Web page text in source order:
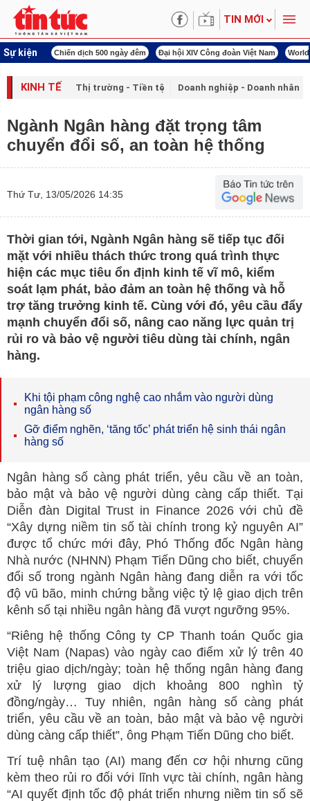
TIN MỚI
Sự kiện
ngày đêm Đại hội XIV Công đoàn Việt Nam World Cup 2026 Kỳ họp thứ
KINH TẾ Thị trường - Tiền tệ Doanh nghiệp - Doanh nhân
Ngành Ngân hàng đặt trọng tâm
chuyển đổi số, an toàn hệ thống
Thứ Tư, 13/05/2026 14:35
Thời gian tới, Ngành Ngân hàng sẽ tiếp tục đối
mặt với nhiều thách thức trong quá trình thực
hiện các mục tiêu ổn định kinh tế vĩ mô, kiểm
soát lạm phát, bảo đảm an toàn hệ thống và hỗ
trợ tăng trưởng kinh tế. Cùng với đó, yêu cầu đẩy
mạnh chuyển đổi số, nâng cao năng lực quản trị
rủi ro và bảo vệ người tiêu dùng tài chính, ngân
hàng.
Khi tội phạm công nghệ cao nhắm vào người dùng
ngân hàng số
Gỡ điểm nghẽn, ‘tăng tốc’ phát triển hệ sinh thái ngân
hàng số
Ngân hàng số càng phát triển, yêu cầu về an toàn,
bảo mật và bảo vệ người dùng càng cấp thiết. Tại
Diễn đàn Digital Trust in Finance 2026 với chủ đề
“Xây dựng niềm tin số tài chính trong kỷ nguyên AI”
được tổ chức mới đây, Phó Thống đốc Ngân hàng
Nhà nước (NHNN) Phạm Tiến Dũng cho biết, chuyển
đổi số trong ngành Ngân hàng đang diễn ra với tốc
độ vũ bão, minh chứng bằng việc tỷ lệ giao dịch trên
kênh số tại nhiều ngân hàng đã vượt ngưỡng 95%.
“Riêng hệ thống Công ty CP Thanh toán Quốc gia
Việt Nam (Napas) vào ngày cao điểm xử lý trên 40
triệu giao dịch/ngày; toàn hệ thống ngân hàng đang
xử lý lượng giao dịch khoảng 800 nghìn tỷ
đồng/ngày… Tuy nhiên, ngân hàng số càng phát
triển, yêu cầu về an toàn, bảo mật và bảo vệ người
dùng càng cấp thiết”, ông Phạm Tiến Dũng cho biết.
Trí tuệ nhân tạo (AI) mang đến cơ hội nhưng cũng
kèm theo rủi ro đối với lĩnh vực tài chính, ngân hàng
“AI quyết định tốc độ phát triển nhưng niềm tin số sẽ